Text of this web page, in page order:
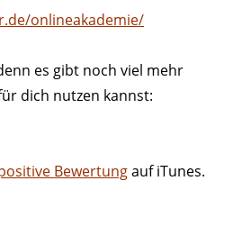
onlineakademie/
es gibt noch viel mehr
dich nutzen kannst:
Bewertungauf iTunes.